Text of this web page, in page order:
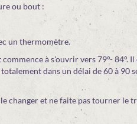
ou bout :
un thermomètre.
à s'ouvrir vers 79°- 84°.
dans un délai de 60 à 90
changer et ne faite pas tourner le